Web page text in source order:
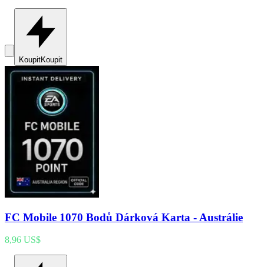
KoupitKoupit
FC Mobile 1070 Bodů Dárková Karta - Austrálie
8,96 US$